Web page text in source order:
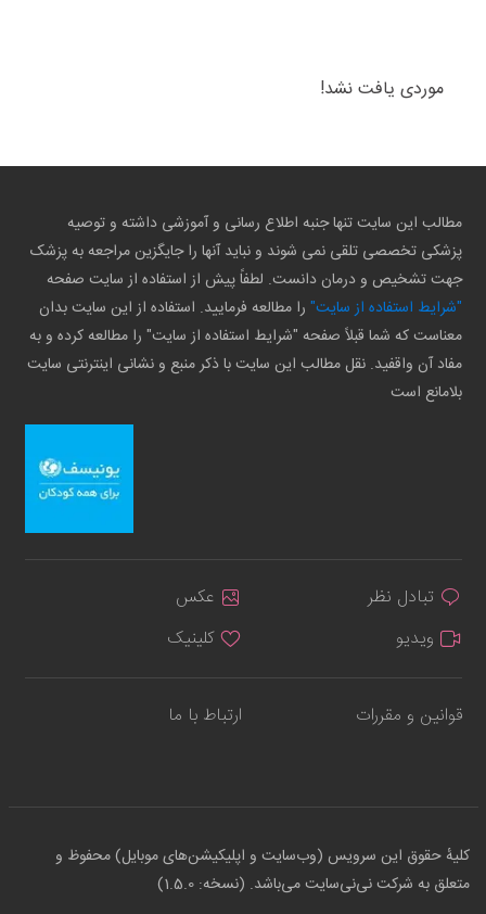
موردی یافت نشد!
مطالب این سایت تنها جنبه اطلاع رسانی و آموزشی داشته و توصیه
پزشکی تخصصی تلقی نمی شوند و نباید آنها را جایگزین مراجعه به پزشک
جهت تشخیص و درمان دانست. لطفاً پیش از استفاده از سایت صفحه
"شرایط استفاده از سایت" را مطالعه فرمایید. استفاده از این سایت بدان
معناست که شما قبلاً صفحه "شرایط استفاده از سایت" را مطالعه کرده و به
مفاد آن واقفید. نقل مطالب این سایت با ذکر منبع و نشانی اینترنتی سایت
بلامانع است
تبادل نظر
عکس
ویدیو
کلینیک
قوانین و مقررات ارتباط با ما
کلیهٔ حقوق این سرویس (وب‌سایت و اپلیکیشن‌های موبایل) محفوظ و
متعلق به شرکت نی‌نی‌سایت می‌باشد. (نسخه: 1.5.0)